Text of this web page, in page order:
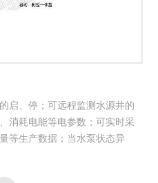
启、停；可远程监测水源井的
消耗电能等电参数；可实时采
等生产数据；当水泵状态异